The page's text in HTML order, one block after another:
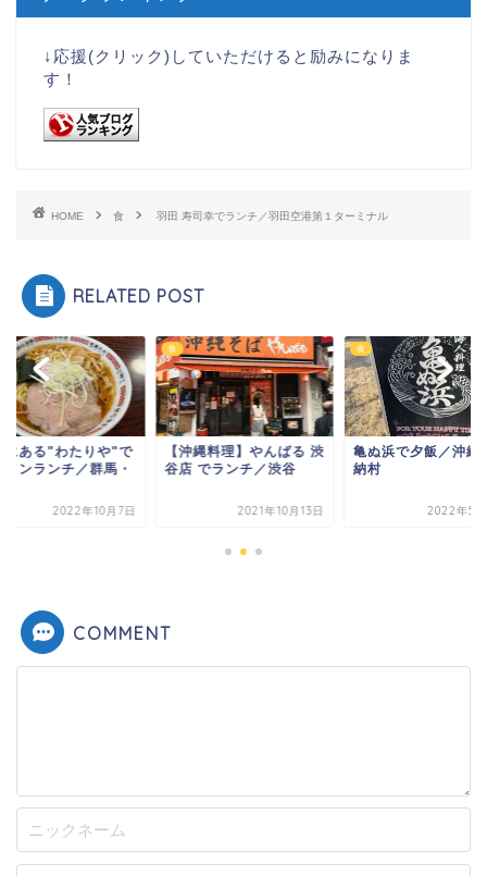
↓応援(クリック)していただけると励みになりま
す！
HOME 食 羽田 寿司幸でランチ／羽田空港第１ターミナル
RELATED POST
にある"わたりや"で
メンランチ／群馬・
2022年10月7日
食
【沖縄料理】やんばる 渋
谷店 でランチ／渋谷
2021年10月13日
食
亀ぬ浜で夕飯／沖縄
納村
2022年5
COMMENT